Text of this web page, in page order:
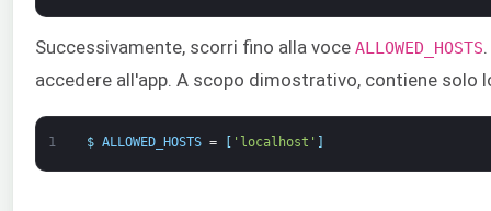
Successivamente, scorri fino alla voce ALLOWED_HOSTS
accedere all'app. A scopo dimostrativo, contiene solo
1 $ ALLOWED_HOSTS = 'localhost'